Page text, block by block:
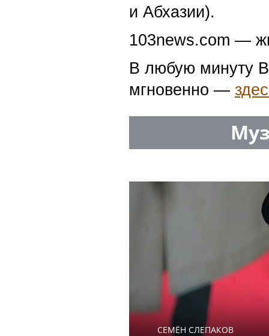
и Абхазии).
103news.com —
В любую минуту
мгновенно —
СЕМЁН СЛЕПАКОВ